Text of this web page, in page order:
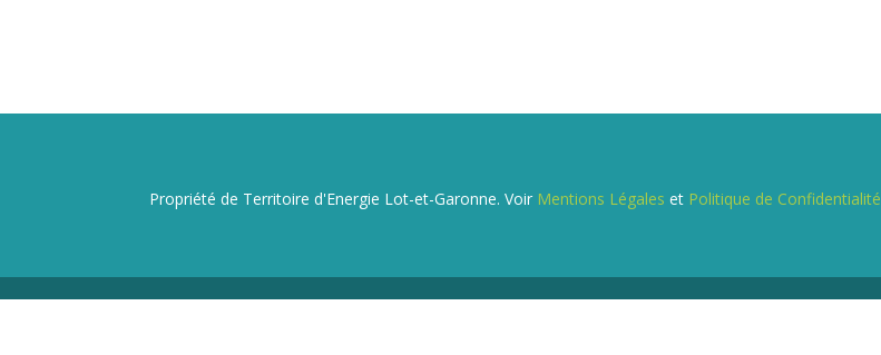
Propriété de Territoire d'Energie Lot-et-Garonne. Voir Mentions Légales et Politique de Confidentialité